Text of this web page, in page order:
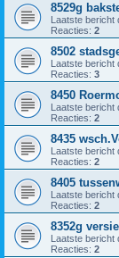
8529g
Laatste bericht
Reacties: 2
8502
Laatste bericht
Reacties: 3
8450
Laatste bericht
Reacties: 2
8435
Laatste bericht
Reacties: 2
8405
Laatste bericht
Reacties: 2
8352g
Laatste bericht
Reacties: 2